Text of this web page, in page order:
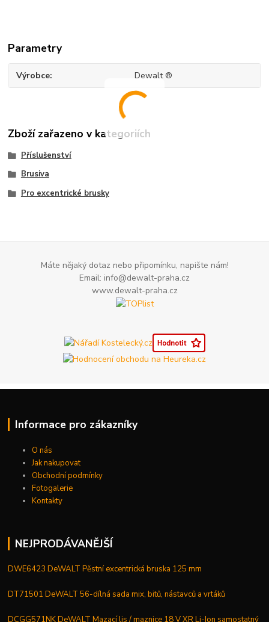
Parametry
Výrobce Dewalt ®
Zboží zařazeno v kategoriích
Příslušenství
Brusiva
Pro excentrické brusky
Máte nějaký dotaz nebo připomínku, napište nám!
Email: info@dewalt-praha.cz
www.dewalt-praha.cz
Informace pro zákazníky
O nás
Jak nakupovat
Obchodní podmínky
Fotogalerie
Kontakty
NEJPRODÁVANĚJŠÍ
DWE6423 DeWALT Pěstní excentrická bruska 125 mm
DT71501 DeWALT 56-dílná sada mix, bitů, nástavců a vrtáků